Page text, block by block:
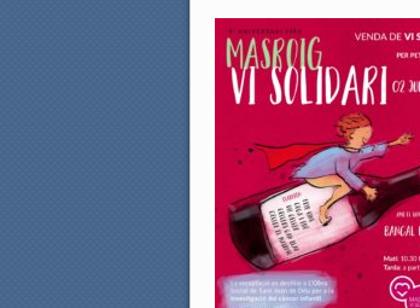
c
e
b
o